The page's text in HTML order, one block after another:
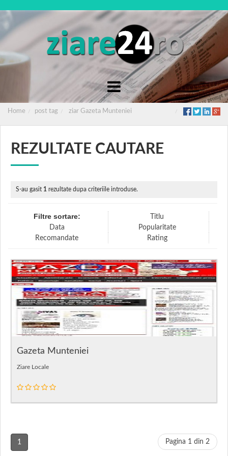
Home post tag ziar Gazeta Munteniei
REZULTATE CAUTARE
S-au gasit 1 rezultate dupa criteriile introduse.
Filtre sortare:
Titlu
Data
Popularitate
Recomandate
Rating
Gazeta Munteniei
Ziare Locale
1 Pagina 1 din 2